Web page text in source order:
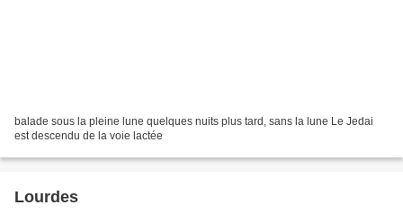
balade sous la pleine lune quelques nuits plus tard, sans la lune Le Jedai
est descendu de la voie lactée
Lourdes